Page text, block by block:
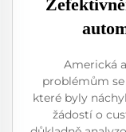
Americká
problémům
které byly
žádostí o